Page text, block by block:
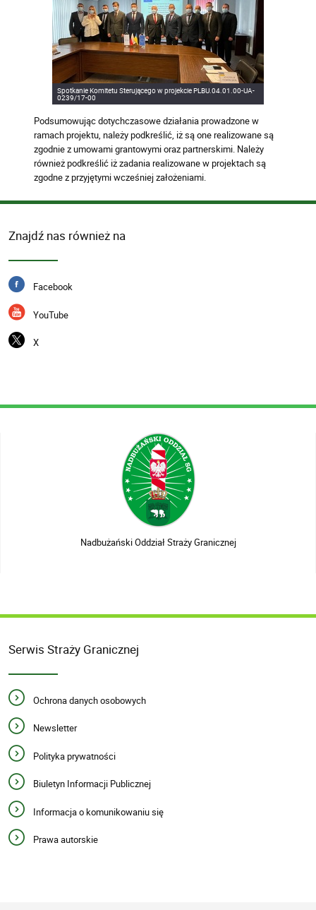
Spotkanie Komitetu Sterującego w projekcie PLBU.04.01.00-UA-
0239/17-00
Podsumowując dotychczasowe działania prowadzone w
ramach projektu, należy podkreślić, iż są one realizowane są
zgodnie z umowami grantowymi oraz partnerskimi. Należy
również podkreślić iż zadania realizowane w projektach są
zgodne z przyjętymi wcześniej założeniami.
Znajdź nas również na
Facebook
YouTube
X
Nadbużański Oddział Straży Granicznej
Serwis Straży Granicznej
Ochrona danych osobowych
Newsletter
Polityka prywatności
Biuletyn Informacji Publicznej
Informacja o komunikowaniu się
Prawa autorskie